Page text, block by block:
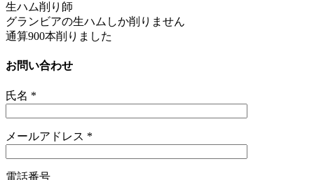
生ハム削り師
グランビアの生ハムしか削りません
通算900本削りました
お問い合わせ
氏名 *
メールアドレス *
電話番号